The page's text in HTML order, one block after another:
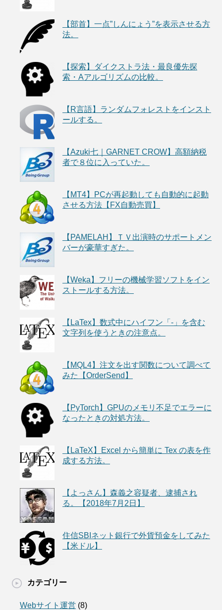
【部首】一点”しんにょう”を表示させる方
法。
【探索】ダイクストラ法・最良優先探
索・Aアルゴリズムの比較。
【R言語】ランダムフォレストをインスト
ールする。
【Azuki七｜GARNET CROW】高額納税
者で８位に入っていた。
【MT4】PCが再起動しても自動的に起動
させる方法【FX自動売買】
【PAMELAH】ＴＶ出演時のサポートメン
バーが豪華すぎた。
【Weka】フリーの機械学習ソフトをイン
ストールする方法。
【LaTex】数式中にハイフン「-」を含む
文字列を使うときの注意点。
【MQL4】注文を出す関数について調べて
みた【OrderSend】
【PyTorch】GPUのメモリ不足でエラーに
なったときの対処方法。
【LaTeX】Excel から簡単に Tex の表を作
成する方法。
【よっさん】森義之容疑者、逮捕され
る。【2018年7月2日】
住信SBIネット銀行で外貨預金をしてみた
【米ドル】
カテゴリー
Webサイト運営 (8)